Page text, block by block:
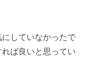
していなかったで
ば良いと思ってい